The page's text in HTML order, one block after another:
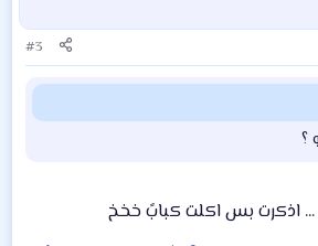
#3
؟
... اذكرت بس اكلت كبابً خخخ